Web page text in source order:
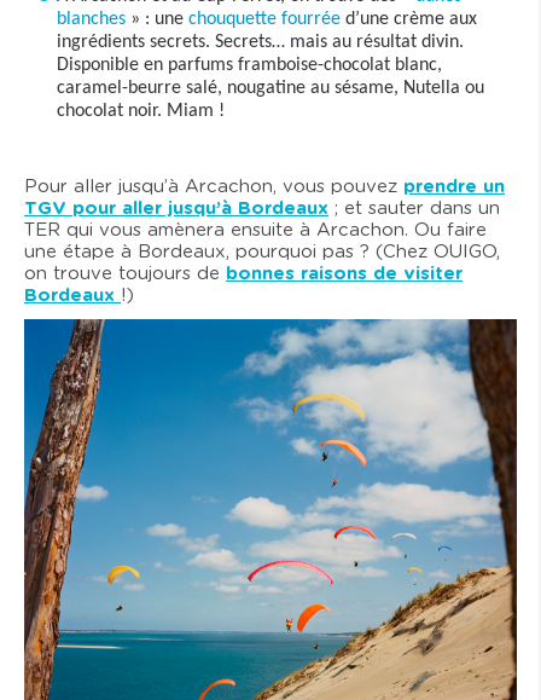
blanches » : une chouquette fourrée d’une crème aux
ingrédients secrets. Secrets… mais au résultat divin.
Disponible en parfums framboise-chocolat blanc,
caramel-beurre salé, nougatine au sésame, Nutella ou
chocolat noir. Miam !
Pour aller jusqu’à Arcachon, vous pouvez prendre un
TGV pour aller jusqu’à Bordeaux ; et sauter dans un
TER qui vous amènera ensuite à Arcachon. Ou faire
une étape à Bordeaux, pourquoi pas ? (Chez OUIGO,
on trouve toujours de bonnes raisons de visiter
Bordeaux !)